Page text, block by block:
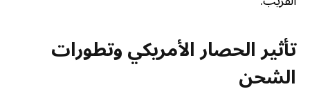
تأثير الحصار الأمريكي وتطورات
الشحن